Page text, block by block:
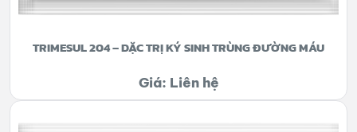
TRIMESUL 204 – DẶC TRỊ KÝ SINH TRÙNG ĐƯỜNG MÁU
Giá: Liên hệ